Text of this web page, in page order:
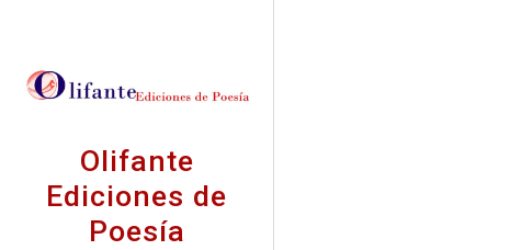
Olifante
Ediciones de
Poesía